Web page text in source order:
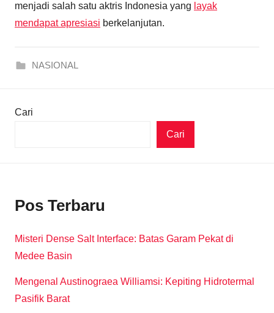
menjadi salah satu aktris Indonesia yang layak
mendapat apresiasi berkelanjutan.
NASIONAL
Cari
Cari
Pos Terbaru
Misteri Dense Salt Interface: Batas Garam Pekat di
Medee Basin
Mengenal Austinograea Williamsi: Kepiting Hidrotermal
Pasifik Barat